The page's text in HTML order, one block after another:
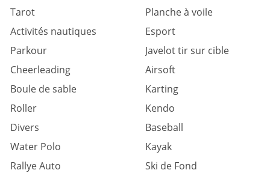
Tarot
Planche à voile
Activités nautiques
Esport
Parkour
Javelot tir sur cible
Cheerleading
Airsoft
Boule de sable
Karting
Roller
Kendo
Divers
Baseball
Water Polo
Kayak
Rallye Auto
Ski de Fond